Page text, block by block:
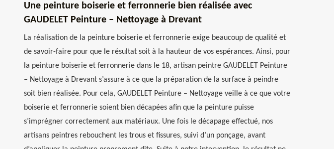
Une peinture boiserie et ferronnerie bien réalisée avec
GAUDELET Peinture – Nettoyage à Drevant
La réalisation de la peinture boiserie et ferronnerie exige beaucoup de qualité et
de savoir-faire pour que le résultat soit à la hauteur de vos espérances. Ainsi, pour
la peinture boiserie et ferronnerie dans le 18, artisan peintre GAUDELET Peinture
– Nettoyage à Drevant s’assure à ce que la préparation de la surface à peindre
soit bien réalisée. Pour cela, GAUDELET Peinture – Nettoyage veille à ce que votre
boiserie et ferronnerie soient bien décapées afin que la peinture puisse
s’imprégner correctement aux matériaux. Une fois le décapage effectué, nos
artisans peintres rebouchent les trous et fissures, suivi d’un ponçage, avant